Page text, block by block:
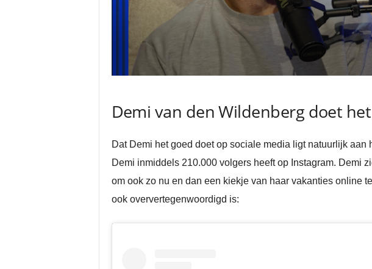
Demi van den Wildenberg doet
Dat Demi het goed doet op sociale media ligt natuurlijk
Demi inmiddels 210.000 volgers heeft op Instagram. Demi
om ook zo nu en dan een kiekje van haar vakanties online
ook oververtegenwoordigd is: